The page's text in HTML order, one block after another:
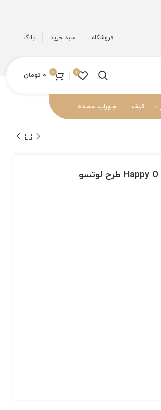
فروشگاه سبد خرید بلاگ
0
0
0 تومان
کیف جـوراب عـمـده